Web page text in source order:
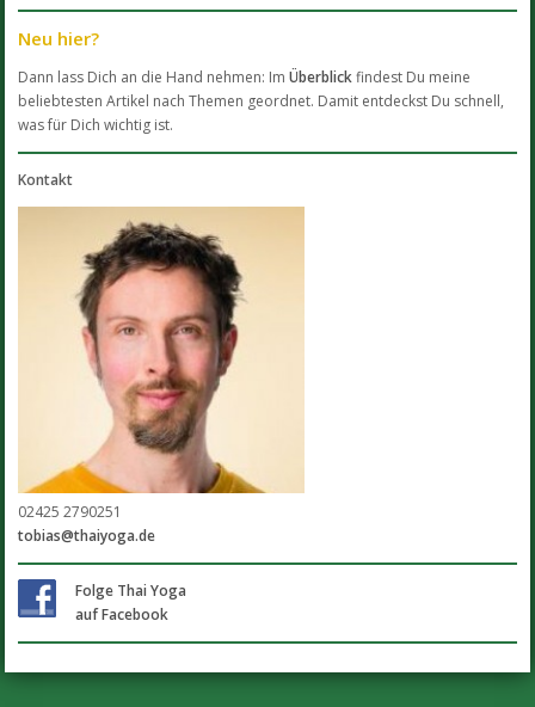
Neu hier?
Dann lass Dich an die Hand nehmen: ImÜberblickfindest Du meine
beliebtesten Artikel nach Themen geordnet. Damit entdeckst Du schnell,
was für Dich wichtig ist.
Kontakt
02425 2790251
tobias@thaiyoga.de
Folge Thai Yoga
auf Facebook